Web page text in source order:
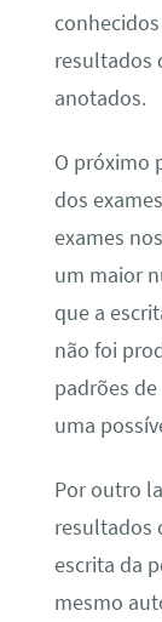
resultados
anotados.
O próximo
dos
exames
um maior
que a
não foi
padrões
uma
Por outro
resultados
escrita da
mesmo